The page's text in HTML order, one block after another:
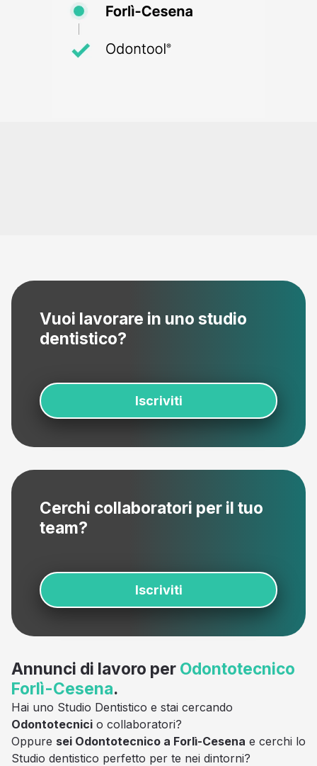
Vuoi lavorare in uno studio
dentistico?
Iscriviti
Cerchi collaboratori per il tuo
team?
Iscriviti
Annunci di lavoro per Odontotecnico
Forlì-Cesena.
Hai uno Studio Dentistico e stai cercando
Odontotecnici o collaboratori?
Oppure sei Odontotecnico a Forlì-Cesena e cerchi lo
Studio dentistico perfetto per te nei dintorni?